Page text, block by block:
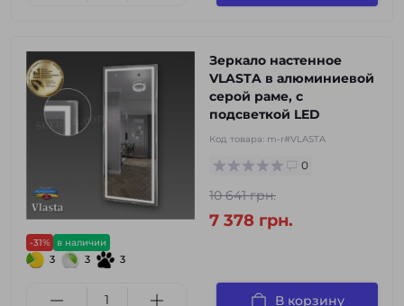
-31% в наличии
3 3 3
Зеркало настенное
VLASTA в алюминиевой
серой раме, с
подсветкой LED
Код товара: m-r#VLASTA
0
10 641 грн.
7 378 грн.
В корзину